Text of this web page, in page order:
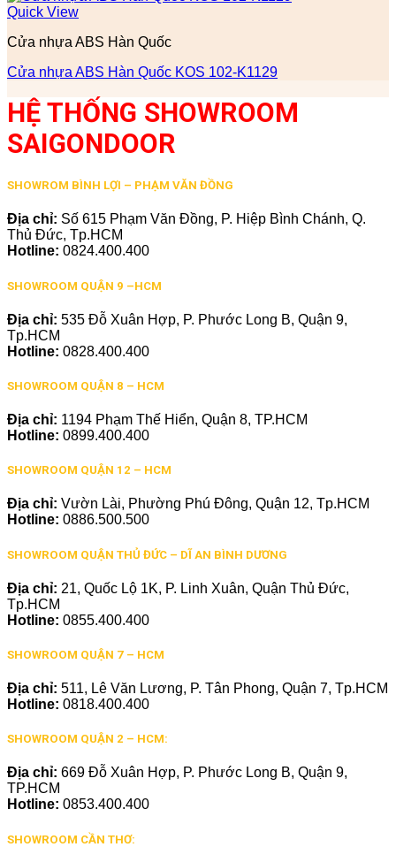
Quick View
Cửa nhựa ABS Hàn Quốc
Cửa nhựa ABS Hàn Quốc KOS 102-K1129
HỆ THỐNG SHOWROOM
SAIGONDOOR
SHOWROM BÌNH LỢI – PHẠM VĂN ĐỒNG
Địa chỉ: Số 615 Phạm Văn Đồng, P. Hiệp Bình Chánh, Q.
Thủ Đức, Tp.HCM
Hotline: 0824.400.400
SHOWROOM QUẬN 9 –HCM
Địa chỉ: 535 Đỗ Xuân Hợp, P. Phước Long B, Quận 9,
Tp.HCM
Hotline: 0828.400.400
SHOWROOM QUẬN 8 – HCM
Địa chỉ: 1194 Phạm Thế Hiển, Quận 8, TP.HCM
Hotline: 0899.400.400
SHOWROOM QUẬN 12 – HCM
Địa chỉ: Vườn Lài, Phường Phú Đông, Quận 12, Tp.HCM
Hotline: 0886.500.500
SHOWROOM QUẬN THỦ ĐỨC – DĨ AN BÌNH DƯƠNG
Địa chỉ: 21, Quốc Lộ 1K, P. Linh Xuân, Quận Thủ Đức,
Tp.HCM
Hotline: 0855.400.400
SHOWROOM QUẬN 7 – HCM
Địa chỉ: 511, Lê Văn Lương, P. Tân Phong, Quận 7, Tp.HCM
Hotline: 0818.400.400
SHOWROOM QUẬN 2 – HCM:
Địa chỉ: 669 Đỗ Xuân Hợp, P. Phước Long B, Quận 9,
TP.HCM
Hotline: 0853.400.400
SHOWROOM CẦN THƠ: